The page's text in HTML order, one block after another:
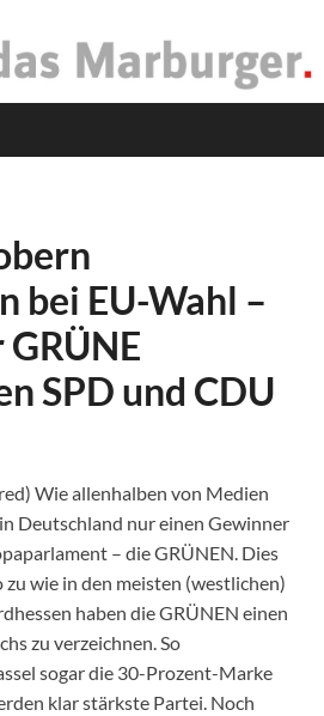
bei EU-Wahl –
SPD und CDU
Wie allenhalben von Medien
Deutschland nur einen Gewinner
– die GRÜNEN. Dies
wie in den meisten (westlichen)
haben die GRÜNEN einen
zu verzeichnen. So
sogar die 30-Prozent-Marke
klar stärkste Partei. Noch